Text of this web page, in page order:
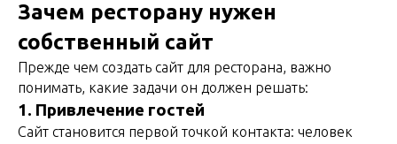
Зачем ресторану нужен
собственный сайт
Прежде чем создать сайт для ресторана, важно
понимать, какие задачи он должен решать:
1. Привлечение гостей
Сайт становится первой точкой контакта: человек